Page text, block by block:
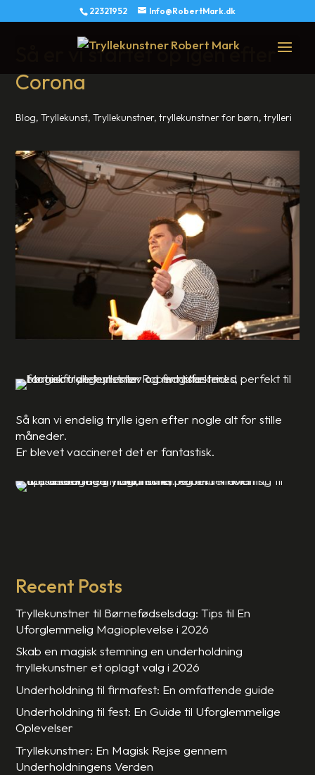
22321952 Info@RobertMark.dk
Så er vi startet op igen efter
Corona
Blog,Tryllekunst,Tryllekunstner,tryllekunstner for børn,trylleri
Så kan vi endelig trylle igen efter nogle alt for stille
måneder.
Er blevet vaccineret det er fantastisk.
Recent Posts
Tryllekunstner til Børnefødselsdag: Tips til En
Uforglemmelig Magioplevelse i 2026
Skab en magisk stemning en underholdning
tryllekunstner et oplagt valg i 2026
Underholdning til firmafest: En omfattende guide
Underholdning til fest: En Guide til Uforglemmelige
Oplevelser
Tryllekunstner: En Magisk Rejse gennem
Underholdningens Verden